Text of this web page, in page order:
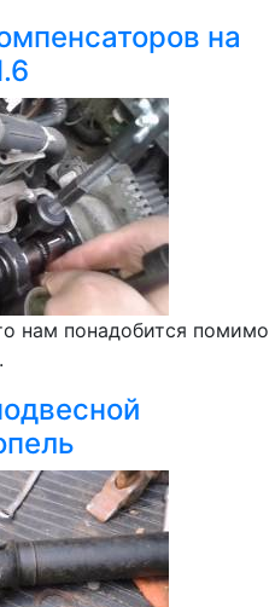
на
нам понадобится помимо